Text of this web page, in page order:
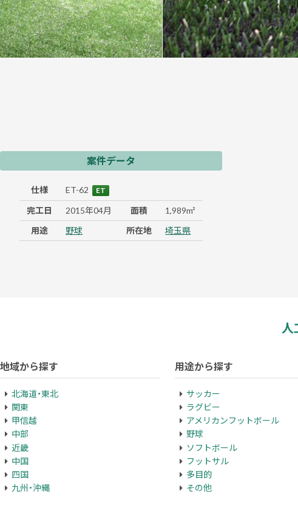
案件データ
仕様 ET-62 ET
完工日 2015年04月 面積
1,989m²
用途
野球 所在地 埼玉県
人
地域から探す
北海道・東北
関東
甲信越
中部
近畿
中国
四国
九州・沖縄
用途から探す
サッカー
ラグビー
アメリカンフットボール
野球
ソフトボール
フットサル
多目的
その他